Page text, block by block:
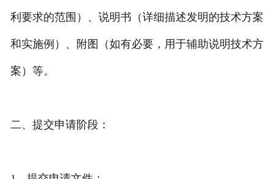
利要求的范围）、说明书（详细描述发明的技术方案
和实施例）、附图（如有必要，用于辅助说明技术方
案）等。
二、提交申请阶段：